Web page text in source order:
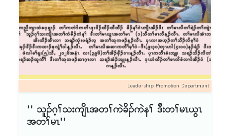
Leadership Promotion Department
'' သူၣ်ဂ့ၢ်သးကျိၤအတၢ်ကဲခိၣ်ကဲနၢ် ဒီးတၢ်မၤယွၤ
အတၢ်မၤ''